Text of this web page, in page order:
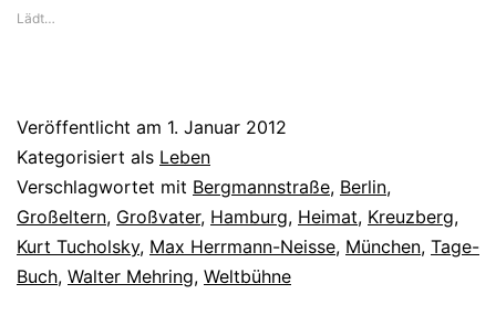
Lädt…
Veröffentlicht am 1. Januar 2012
Kategorisiert als Leben
Verschlagwortet mit Bergmannstraße, Berlin,
Großeltern, Großvater, Hamburg, Heimat, Kreuzberg,
Kurt Tucholsky, Max Herrmann-Neisse, München, Tage-
Buch, Walter Mehring, Weltbühne